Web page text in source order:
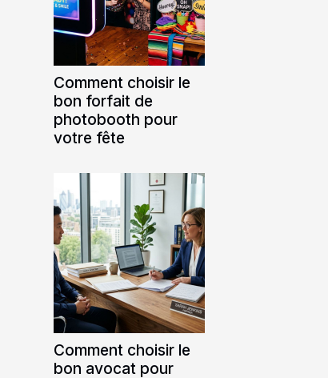
Comment choisir le
bon forfait de
photobooth pour
votre fête
Comment choisir le
bon avocat pour